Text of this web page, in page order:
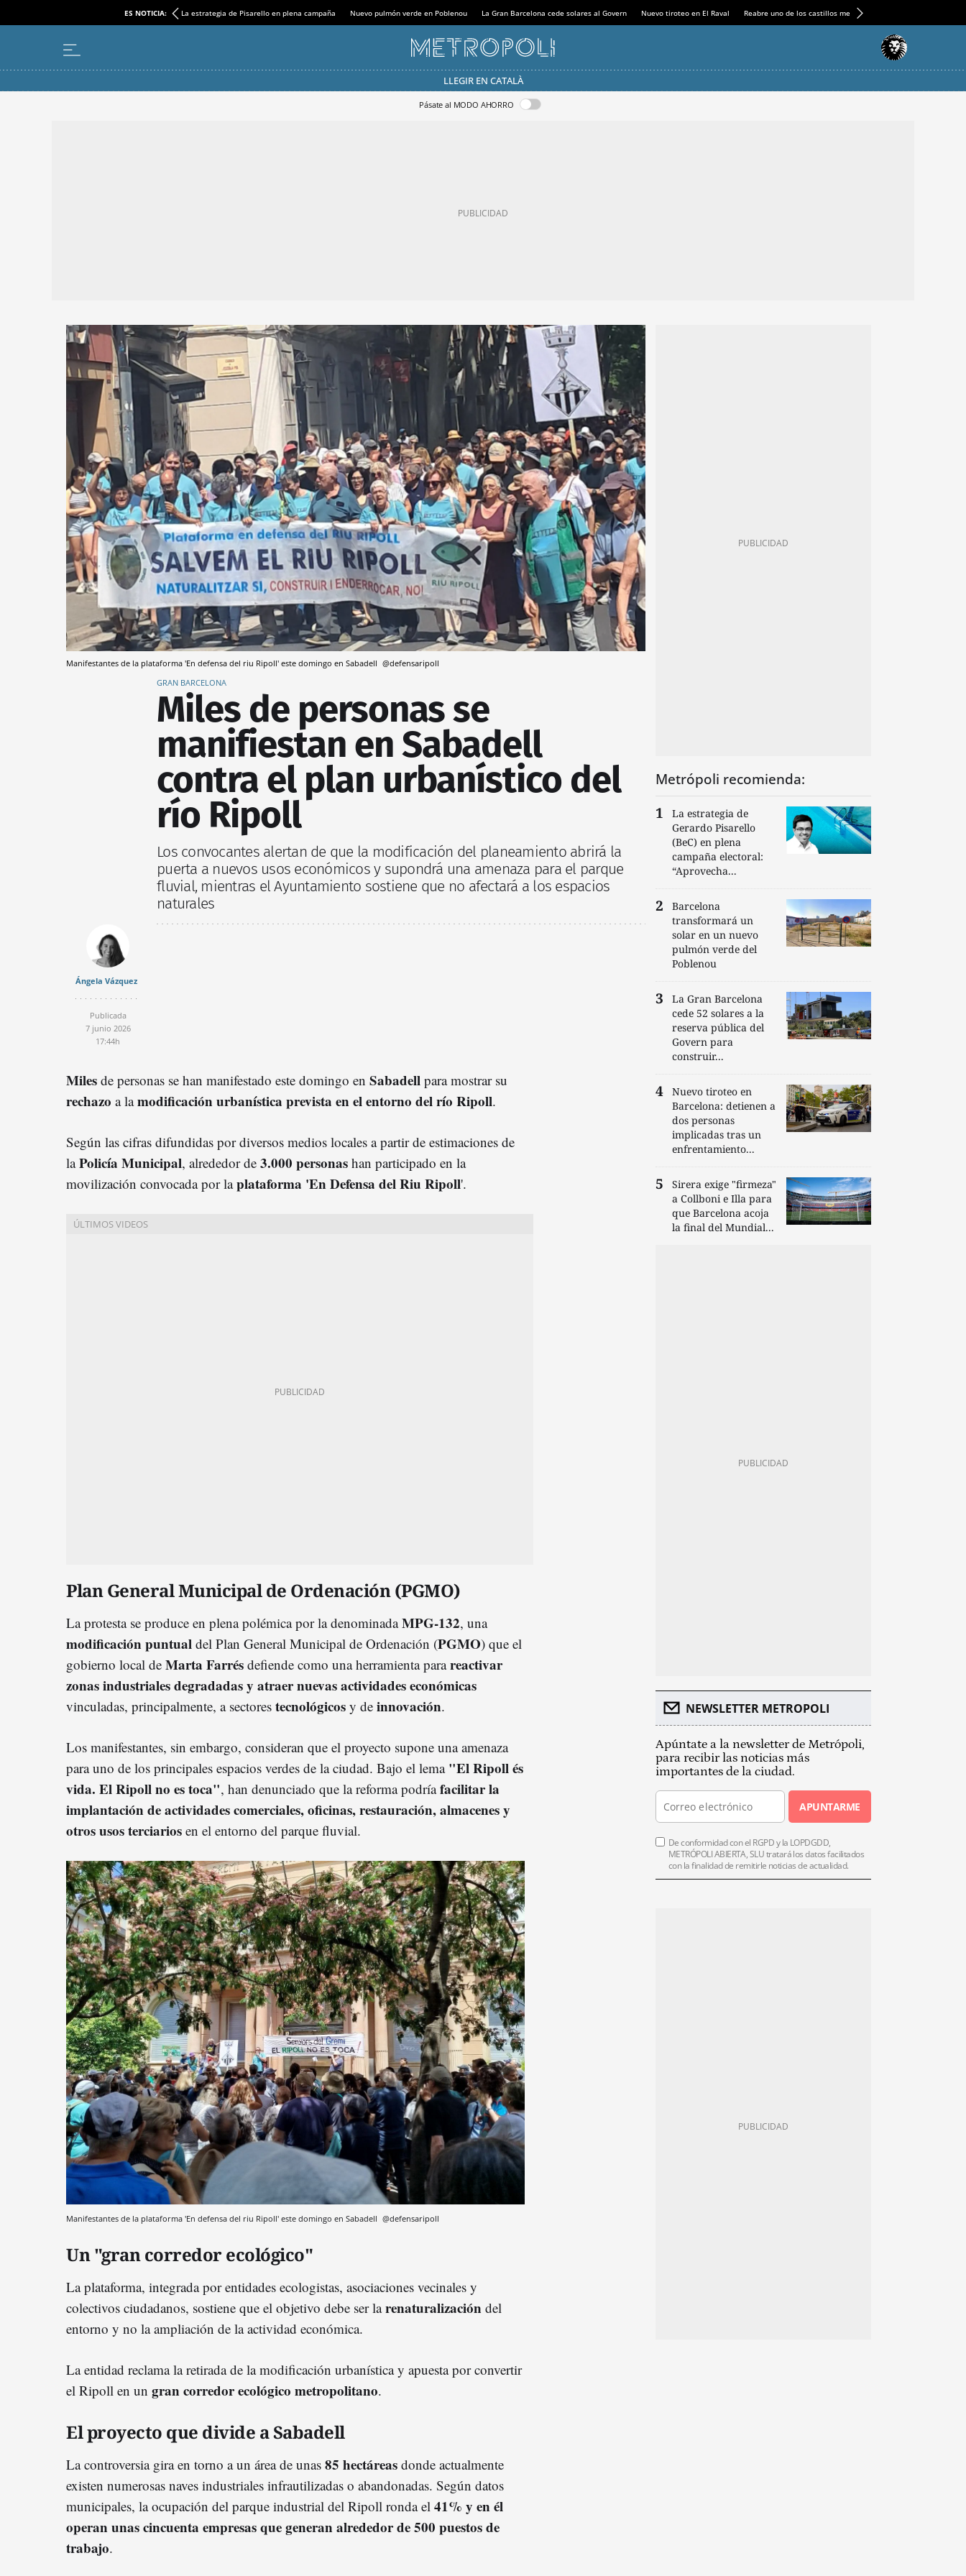
ES NOTICIA: La estrategia de Pisarello en plena campaña Nuevo pulmón verde en Poblenou La Gran Barcelona cede solares al Govern Nuevo tiroteo en El Raval Reabre uno de los castillos medievales más espectaculares
LLEGIR EN CATALÀ
Pásate al MODO AHORRO
Manifestantes de la plataforma 'En defensa del riu Ripoll' este domingo en Sabadell @defensaripoll
GRAN BARCELONA
Miles de personas se
manifiestan en Sabadell
contra el plan urbanístico del
río Ripoll
Los convocantes alertan de que la modificación del planeamiento abrirá la
puerta a nuevos usos económicos y supondrá una amenaza para el parque
fluvial, mientras el Ayuntamiento sostiene que no afectará a los espacios
naturales
Ángela Vázquez
Publicada
7 junio 2026
17:44h
Miles de personas se han manifestado este domingo en Sabadell para mostrar su
rechazo a lamodificación urbanística prevista en el entorno del río Ripoll.
Según las cifras difundidas por diversos medios locales a partir de estimaciones de
laPolicía Municipal, alrededor de 3.000 personas han participado en la
movilización convocada por laplataforma 'En Defensa del Riu Ripoll'.
Plan General Municipal de Ordenación (PGMO)
La protesta se produce en plena polémica por la denominadaMPG-132, una
modificación puntual del Plan General Municipal de Ordenación (PGMO) que el
gobierno local de Marta Farrés defiende como una herramienta parareactivar
zonas industriales degradadas y atraer nuevas actividades económicas
vinculadas, principalmente, a sectores tecnológicos y de innovación.
Los manifestantes, sin embargo, consideran que el proyecto supone una amenaza
para uno de los principales espacios verdes de la ciudad. Bajo el lema "El Ripoll és
vida. El Ripoll no es toca", han denunciado que la reforma podríafacilitar la
implantación de actividades comerciales, oficinas, restauración, almacenes y
otros usos terciarios en el entorno del parque fluvial.
Manifestantes de la plataforma 'En defensa del riu Ripoll' este domingo en Sabadell @defensaripoll
Un "gran corredor ecológico"
La plataforma, integrada por entidades ecologistas, asociaciones vecinales y
colectivos ciudadanos, sostiene que el objetivo debe ser larenaturalización del
entorno y no la ampliación de la actividad económica.
La entidad reclama la retirada de la modificación urbanística y apuesta por convertir
el Ripoll en un gran corredor ecológico metropolitano.
El proyecto que divide a Sabadell
La controversia gira en torno a un área de unas 85 hectáreas donde actualmente
existen numerosas naves industriales infrautilizadas o abandonadas. Según datos
municipales, la ocupación del parque industrial del Ripoll ronda el 41% y en él
operan unas cincuenta empresas que generan alrededor de 500 puestos de
trabajo.
Metrópoli recomienda:
La estrategia de
Gerardo Pisarello
(BeC) en plena
campaña electoral:
“Aprovecha...
Barcelona
transformará un
solar en un nuevo
pulmón verde del
Poblenou
La Gran Barcelona
cede 52 solares a la
reserva pública del
Govern para
construir...
Nuevo tiroteo en
Barcelona: detienen a
dos personas
implicadas tras un
enfrentamiento...
Sirera exige "firmeza"
a Collboni e Illa para
que Barcelona acoja
la final del Mundial...
NEWSLETTER METROPOLI
Apúntate a la newsletter de Metrópoli,
para recibir las noticias más
importantes de la ciudad.
APUNTARME
De conformidad con el RGPD y la LOPDGDD,
METRÓPOLI ABIERTA, SLU tratará los datos facilitados
con la finalidad de remitirle noticias de actualidad.